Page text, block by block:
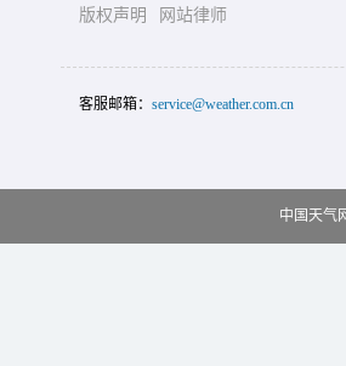
版权声明
网站律师
客服邮箱： service@weather.com.cn
中国天